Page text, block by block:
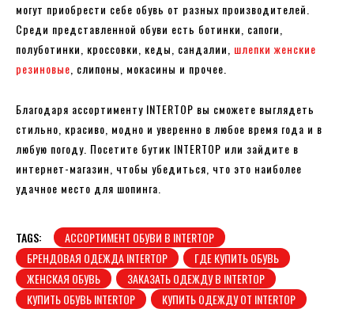
могут приобрести себе обувь от разных производителей.
Среди представленной обуви есть ботинки, сапоги,
полуботинки, кроссовки, кеды, сандалии, шлепки женские
резиновые , слипоны, мокасины и прочее.
Благодаря ассортименту INTERTOP вы сможете выглядеть
стильно, красиво, модно и уверенно в любое время года и в
любую погоду. Посетите бутик INTERTOP или зайдите в
интернет-магазин, чтобы убедиться, что это наиболее
удачное место для шопинга.
TAGS:
АССОРТИМЕНТ ОБУВИ В INTERTOP
БРЕНДОВАЯ ОДЕЖДА INTERTOP
ГДЕ КУПИТЬ ОБУВЬ
ЖЕНСКАЯ ОБУВЬ
ЗАКАЗАТЬ ОДЕЖДУ В INTERTOP
КУПИТЬ ОБУВЬ INTERTOP
КУПИТЬ ОДЕЖДУ ОТ INTERTOP